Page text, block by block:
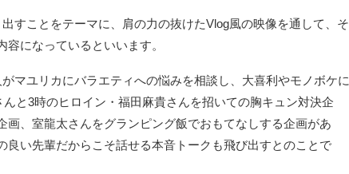
すことをテーマに、肩の力の抜けたVlog風の映像を通して、そ
になっているといいます。
マユリカにバラエティへの悩みを相談し、大喜利やモノボケに
と3時のヒロイン・福田麻貴さんを招いての胸キュン対決企
画、室龍太さんをグランピング飯でおもてなしする企画があ
良い先輩だからこそ話せる本音トークも飛び出すとのことで